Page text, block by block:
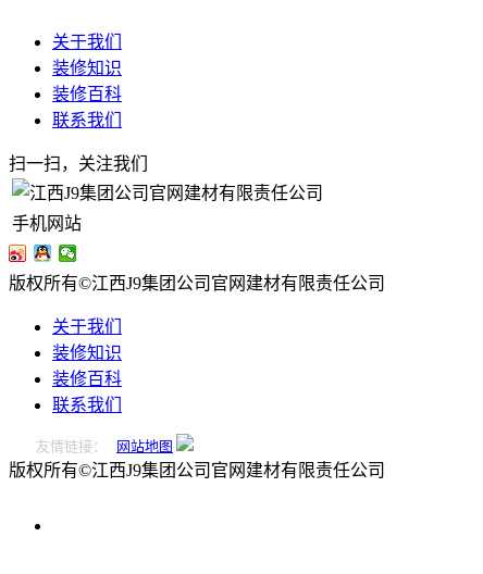
关于我们
装修知识
装修百科
联系我们
扫一扫，关注我们
手机网站
版权所有©江西J9集团公司官网建材有限责任公司
关于我们
装修知识
装修百科
联系我们
友情链接： 网站地图
版权所有©江西J9集团公司官网建材有限责任公司